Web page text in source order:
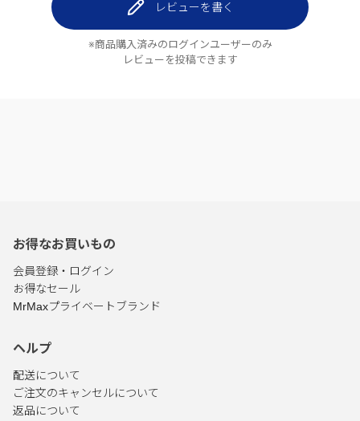
レビューを書く
※商品購入済みのログインユーザーのみ
レビューを投稿できます
お得なお買いもの
会員登録・ログイン
お得なセール
MrMaxプライベートブランド
ヘルプ
配送について
ご注文のキャンセルについて
返品について